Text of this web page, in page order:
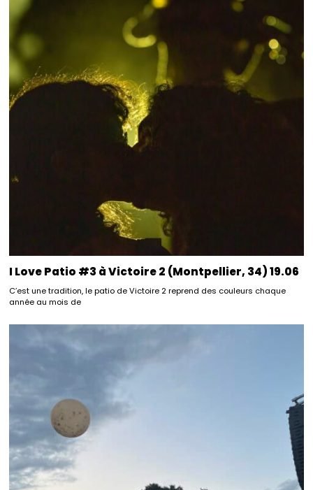
I Love Patio #3 à Victoire 2 (Montpellier, 34) 19.06
C’est une tradition, le patio de Victoire 2 reprend des couleurs chaque
année au mois de